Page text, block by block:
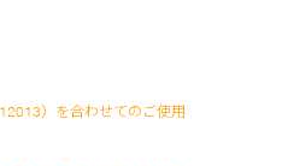
）を合わせてのご使用